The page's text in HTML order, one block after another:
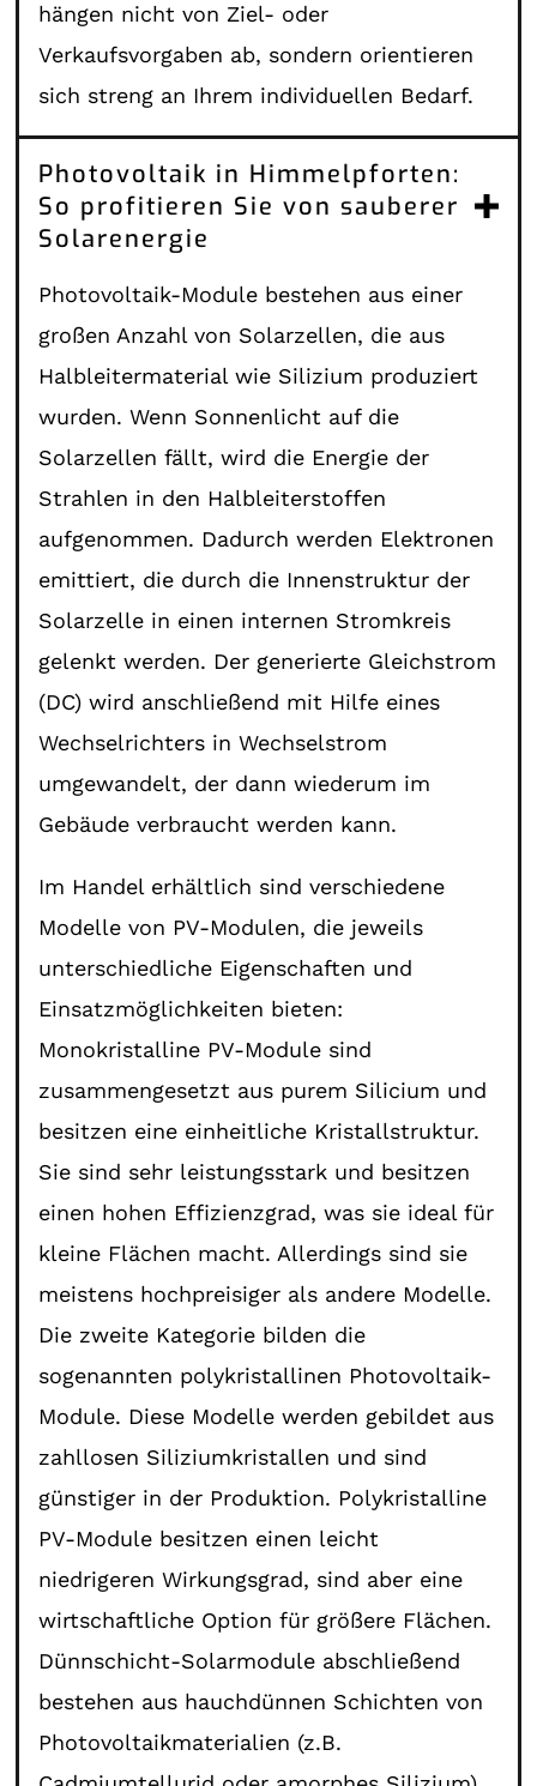
hängen nicht von Ziel- oder
Verkaufsvorgaben ab, sondern orientieren
sich streng an Ihrem individuellen Bedarf.
Photovoltaik in Himmelpforten:
So profitieren Sie von sauberer
Solarenergie
Photovoltaik-Module bestehen aus einer
großen Anzahl von Solarzellen, die aus
Halbleitermaterial wie Silizium produziert
wurden. Wenn Sonnenlicht auf die
Solarzellen fällt, wird die Energie der
Strahlen in den Halbleiterstoffen
aufgenommen. Dadurch werden Elektronen
emittiert, die durch die Innenstruktur der
Solarzelle in einen internen Stromkreis
gelenkt werden. Der generierte Gleichstrom
(DC) wird anschließend mit Hilfe eines
Wechselrichters in Wechselstrom
umgewandelt, der dann wiederum im
Gebäude verbraucht werden kann.
Im Handel erhältlich sind verschiedene
Modelle von PV-Modulen, die jeweils
unterschiedliche Eigenschaften und
Einsatzmöglichkeiten bieten:
Monokristalline PV-Module sind
zusammengesetzt aus purem Silicium und
besitzen eine einheitliche Kristallstruktur.
Sie sind sehr leistungsstark und besitzen
einen hohen Effizienzgrad, was sie ideal für
kleine Flächen macht. Allerdings sind sie
meistens hochpreisiger als andere Modelle.
Die zweite Kategorie bilden die
sogenannten polykristallinen Photovoltaik-
Module. Diese Modelle werden gebildet aus
zahllosen Siliziumkristallen und sind
günstiger in der Produktion. Polykristalline
PV-Module besitzen einen leicht
niedrigeren Wirkungsgrad, sind aber eine
wirtschaftliche Option für größere Flächen.
Dünnschicht-Solarmodule abschließend
bestehen aus hauchdünnen Schichten von
Photovoltaikmaterialien (z.B.